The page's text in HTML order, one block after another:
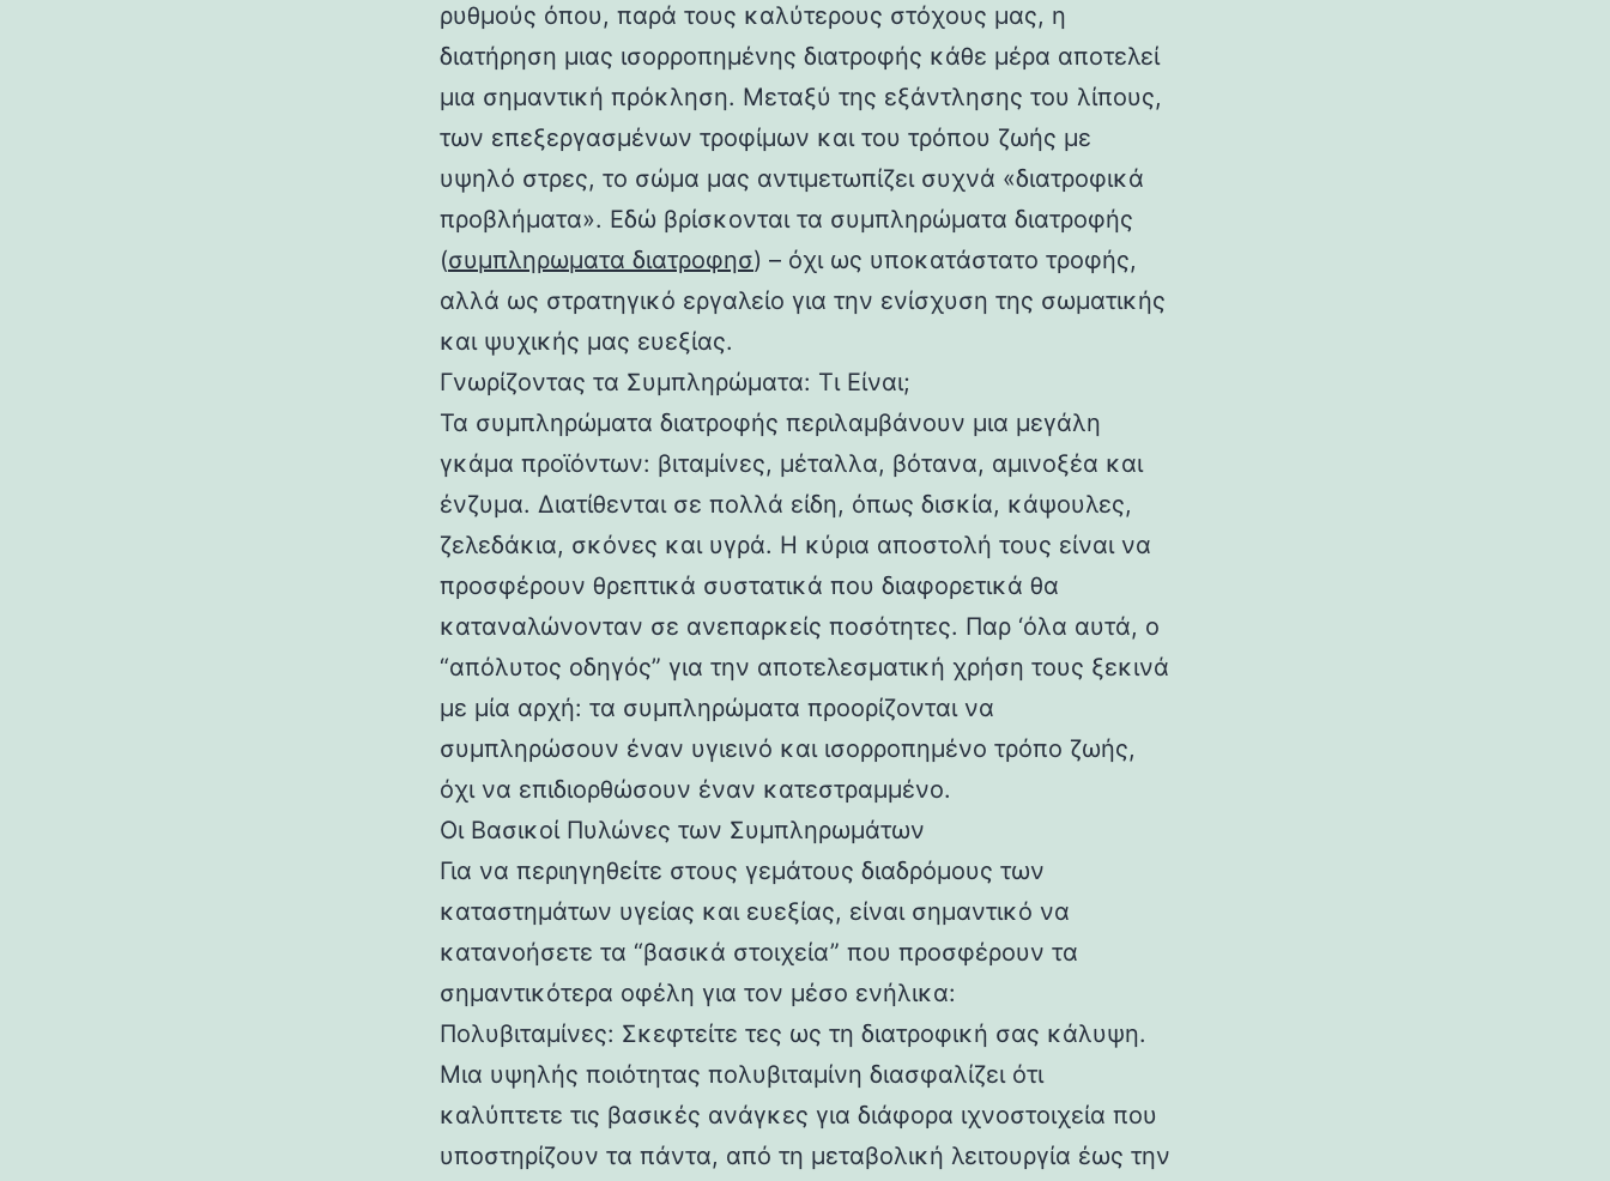
ρυθμούς όπου, παρά τους καλύτερους στόχους μας, η
διατήρηση μιας ισορροπημένης διατροφής κάθε μέρα αποτελεί
μια σημαντική πρόκληση. Μεταξύ της εξάντλησης του λίπους,
των επεξεργασμένων τροφίμων και του τρόπου ζωής με
υψηλό στρες, το σώμα μας αντιμετωπίζει συχνά «διατροφικά
προβλήματα». Εδώ βρίσκονται τα συμπληρώματα διατροφής
(συμπληρωματα διατροφησ) – όχι ως υποκατάστατο τροφής,
αλλά ως στρατηγικό εργαλείο για την ενίσχυση της σωματικής
και ψυχικής μας ευεξίας.
Γνωρίζοντας τα Συμπληρώματα: Τι Είναι;
Τα συμπληρώματα διατροφής περιλαμβάνουν μια μεγάλη
γκάμα προϊόντων: βιταμίνες, μέταλλα, βότανα, αμινοξέα και
ένζυμα. Διατίθενται σε πολλά είδη, όπως δισκία, κάψουλες,
ζελεδάκια, σκόνες και υγρά. Η κύρια αποστολή τους είναι να
προσφέρουν θρεπτικά συστατικά που διαφορετικά θα
καταναλώνονταν σε ανεπαρκείς ποσότητες. Παρ ‘όλα αυτά, ο
“απόλυτος οδηγός” για την αποτελεσματική χρήση τους ξεκινά
με μία αρχή: τα συμπληρώματα προορίζονται να
συμπληρώσουν έναν υγιεινό και ισορροπημένο τρόπο ζωής,
όχι να επιδιορθώσουν έναν κατεστραμμένο.
Οι Βασικοί Πυλώνες των Συμπληρωμάτων
Για να περιηγηθείτε στους γεμάτους διαδρόμους των
καταστημάτων υγείας και ευεξίας, είναι σημαντικό να
κατανοήσετε τα “βασικά στοιχεία” που προσφέρουν τα
σημαντικότερα οφέλη για τον μέσο ενήλικα:
Πολυβιταμίνες: Σκεφτείτε τες ως τη διατροφική σας κάλυψη.
Μια υψηλής ποιότητας πολυβιταμίνη διασφαλίζει ότι
καλύπτετε τις βασικές ανάγκες για διάφορα ιχνοστοιχεία που
υποστηρίζουν τα πάντα, από τη μεταβολική λειτουργία έως την